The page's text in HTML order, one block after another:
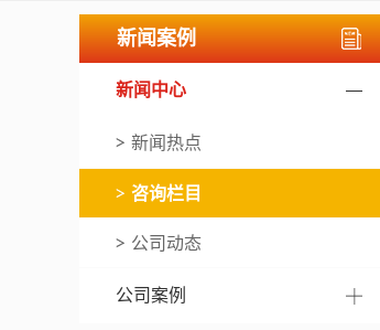
新闻案例
新闻中心
新闻热点
咨询栏目
公司动态
公司案例